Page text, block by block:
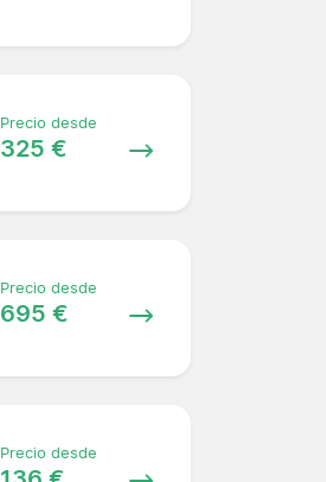
Precio desde
325 €
Precio desde
695 €
Precio desde